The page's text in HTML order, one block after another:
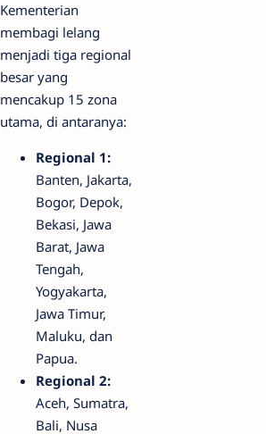
Kementerian
membagi lelang
menjadi tiga regional
besar yang
mencakup 15 zona
utama, di antaranya:
Regional 1:
Banten, Jakarta,
Bogor, Depok,
Bekasi, Jawa
Barat, Jawa
Tengah,
Yogyakarta,
Jawa Timur,
Maluku, dan
Papua.
Regional 2:
Aceh, Sumatra,
Bali, Nusa